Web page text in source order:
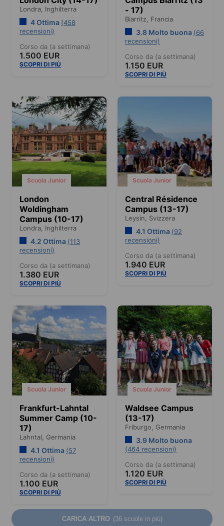
Londra, Inghilterra
4 Ottima (458
recensioni)
Corso da (a settimana)
1.500 EUR
SCOPRI DI PIÙ
- 17)
Biarritz, Francia
3.8 Molto buona (66
recensioni)
Corso da (a settimana)
1.150 EUR
SCOPRI DI PIÙ
Scuola Junior
London
Woldingham
Campus (10-17)
Londra, Inghilterra
4.2 Ottima (113
recensioni)
Corso da (a settimana)
1.380 EUR
SCOPRI DI PIÙ
Scuola Junior
Central Résidence
Campus (13-17)
Leysin, Svizzera
4.1 Ottima (92
recensioni)
Corso da (a settimana)
1.940 EUR
SCOPRI DI PIÙ
Scuola Junior
Frankfurt-Lahntal
Summer Camp (10-
17)
Lahntal, Germania
4.1 Ottima (57
recensioni)
Corso da (a settimana)
1.100 EUR
SCOPRI DI PIÙ
Scuola Junior
Waldsee Campus
(13-17)
Friburgo, Germania
3.9 Molto buona
(464 recensioni)
Corso da (a settimana)
1.120 EUR
SCOPRI DI PIÙ
CARICA ALTRO (36 scuole in più)